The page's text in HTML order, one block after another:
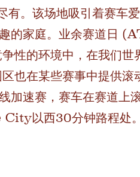
有。该场地吸引着赛车
的家庭。业余赛道日
性的环境中，在我们世
也在某些赛事中提供滚
加速赛，赛车在赛道上
以西30分钟路程处。